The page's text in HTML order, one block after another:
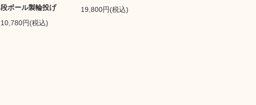
段ボール製輪投げ
10,780円(税込)
19,800円(税込)